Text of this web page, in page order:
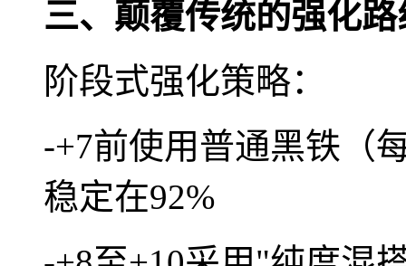
三、颠覆传统的强化路
阶段式强化策略：
-+7前使用普通黑铁（
稳定在92%